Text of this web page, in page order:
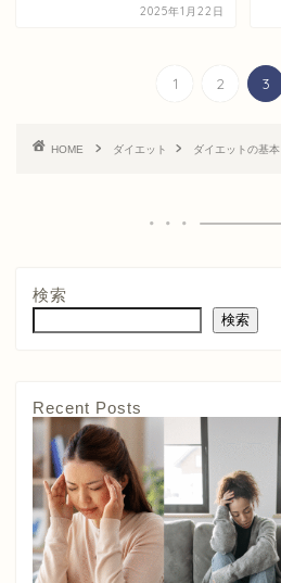
2025年1月22日
1 2 3
HOME ダイエット ダイエットの基本
検索
検索
Recent Posts